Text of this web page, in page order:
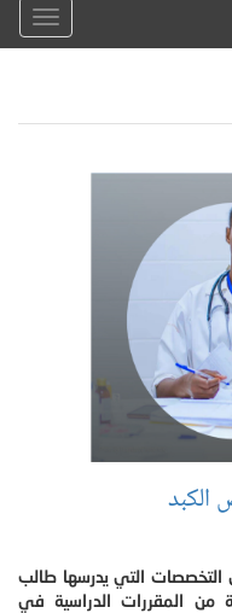
القائمة
الكبد
التي يدرسها طالب
المقررات الدراسية في